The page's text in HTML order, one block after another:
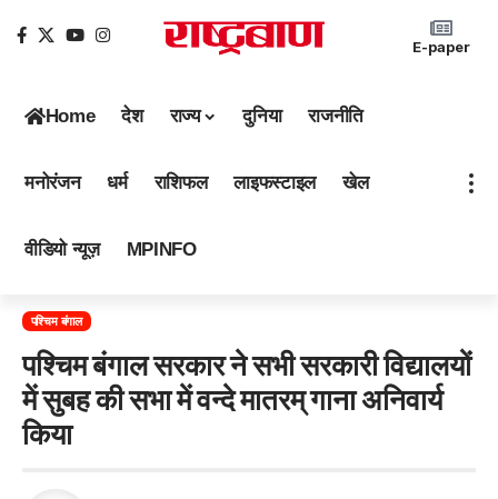
E-paper
Home देश राज्य दुनिया राजनीति
मनोरंजन धर्म राशिफल लाइफस्टाइल खेल
वीडियो न्यूज़ MPINFO
पश्चिम बंगाल
पश्चिम बंगाल सरकार ने सभी सरकारी विद्यालयों
में सुबह की सभा में वन्दे मातरम् गाना अनिवार्य
किया